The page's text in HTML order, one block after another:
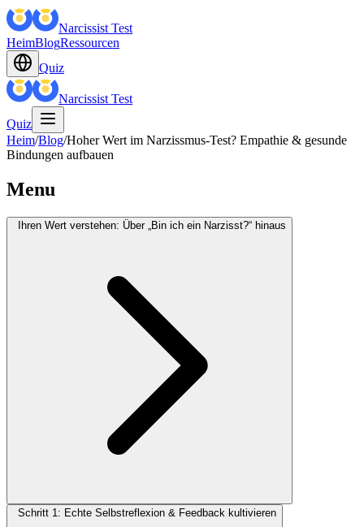
Narcissist Test
HeimBlogRessourcen
Quiz
Narcissist Test
Quiz
Heim/Blog/Hoher Wert im Narzissmus-Test? Empathie & gesunde
Bindungen aufbauen
Menu
Ihren Wert verstehen: Über „Bin ich ein Narzisst?“ hinaus
Schritt 1: Echte Selbstreflexion & Feedback kultivieren